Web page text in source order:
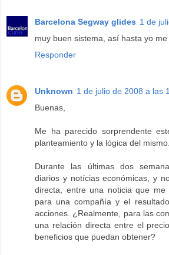
Barcelona Segway glides 1 de
muy buen sistema, así hasta yo
Responder
Unknown 1 de julio de 2008 a las
Buenas,
Me ha parecido sorprendente
planteamiento y la lógica del mismo.
Durante las últimas dos
diarios y notícias económicas, y
directa, entre una noticia que me
para una compañía y el
acciones. ¿Realmente, para las
una relación directa entre el
beneficios que puedan obtener?